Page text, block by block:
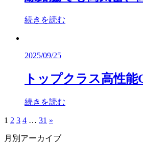
続きを読む
2025/09/25
トップクラス高性
続きを読む
1 2 3 4 … 31 »
月別アーカイブ